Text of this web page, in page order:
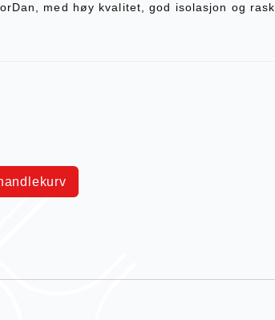
med høy kvalitet, god isolasjon og rask